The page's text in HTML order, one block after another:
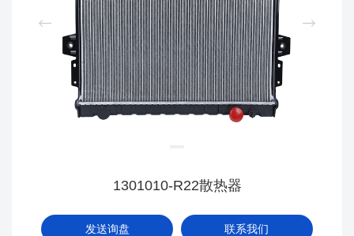
1301010-R22散热器
发送询盘 联系我们